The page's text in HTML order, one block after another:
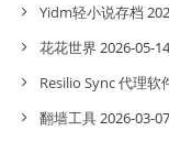
Yidm轻小说存档
花花世界 2026-05-14
Resilio Sync 代理软
翻墙工具2026-03-07